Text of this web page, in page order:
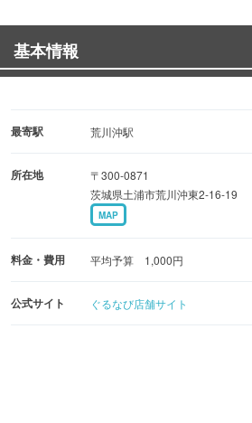
基本情報
最寄駅 荒川沖駅
所在地
〒300-0871
茨城県土浦市荒川沖東2-16-19
MAP
料金・費用 平均予算 1,000円
公式サイト ぐるなび店舗サイト